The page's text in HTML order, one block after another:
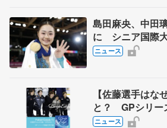
島田麻央、中田
に シニア国際
ニュース
【佐藤選手はな
と？ GPシリ
ポッドキャスト
ニュース